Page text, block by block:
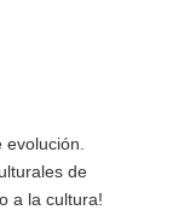
de
a la cultura!